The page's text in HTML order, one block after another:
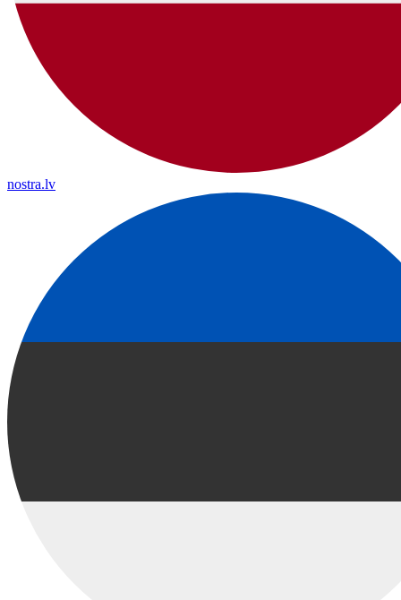
nostra.lv